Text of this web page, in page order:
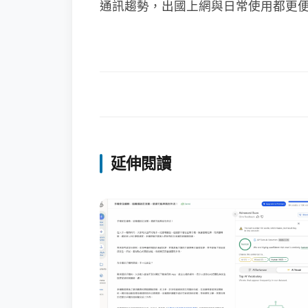
通訊趨勢，出國上網與日常使用都更
延伸閱讀